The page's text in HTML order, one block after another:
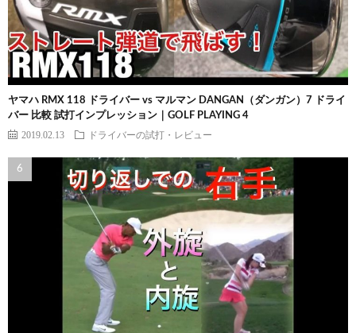
ヤマハ RMX 118 ドライバー vs マルマン DANGAN（ダンガン）7 ドライ
バー 比較 試打インプレッション｜GOLF PLAYING 4
2019.02.13 ドライバーの試打・レビュー